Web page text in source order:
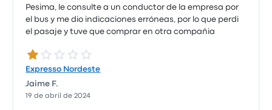
Pesima, le consulte a un conductor de la empresa por
el bus y me dio indicaciones erróneas, por lo que perdi
el pasaje y tuve que comprar en otra compañia
1.0 de 5 estrellas
Expresso Nordeste
Jaime F.
19 de abril de 2024